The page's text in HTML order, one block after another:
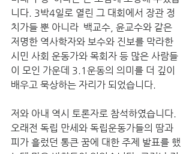
니다. 3박4일로 열린 그 대회에서 장관 정
치가들 뿐 아니라  백교수, 윤교수와 같은
저명한 역사학자와 보수와 진보를 막라한
시민 사회 운동가와 목회자 등 많은 사람들
이 모인 가운데 3.1운동의 의미를 더 깊이
배우고 묵상하는 자리가 되었습니다.
저와 아내 역시 토론자로 참석하였습니다.
오래전 독립 만세와 독립운동가들의 땀과
피가 흘렀던 통큰 꿈에 대한 주제 발표를 했